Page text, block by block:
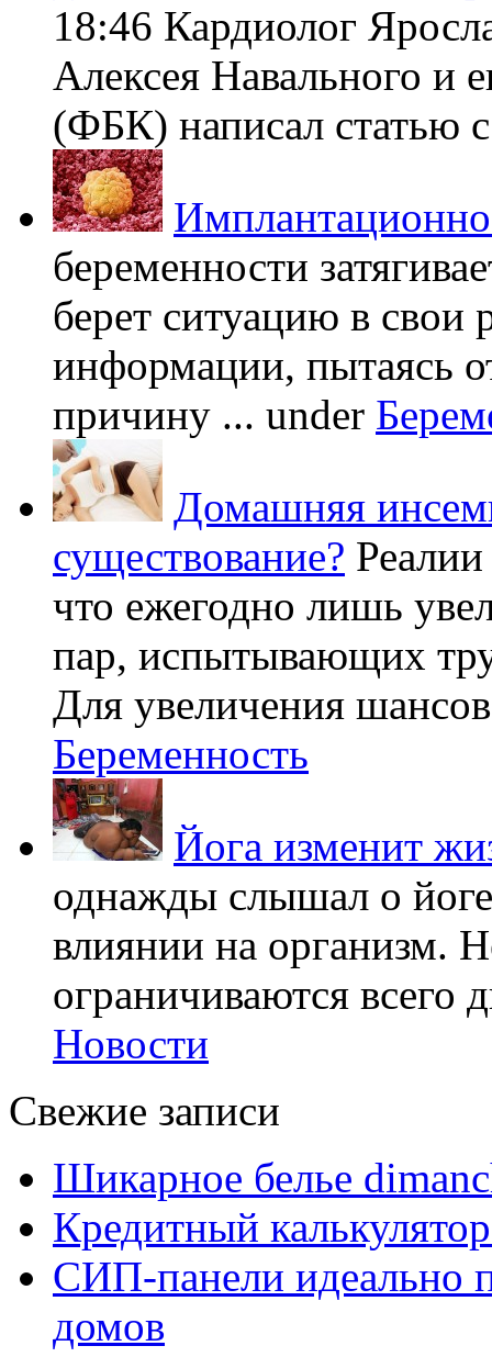
18:46 Кардиолог
Алексея Навального и
(ФБК) написал статью
беременности
берет ситуацию в свои
информации, пытаясь
причину ... under
Домашняя
существование?
что ежегодно лишь
пар, испытывающих
Для увеличения
Беременность
Йога изменит
однажды слышал о
влиянии на организм.
ограничиваются всего
Новости
Свежие записи
Шикарное белье
Кредитный
СИП-панели идеально
домов